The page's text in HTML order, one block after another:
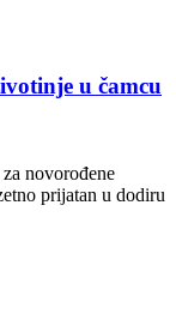
u čamcu
novorođene
prijatan u dodiru